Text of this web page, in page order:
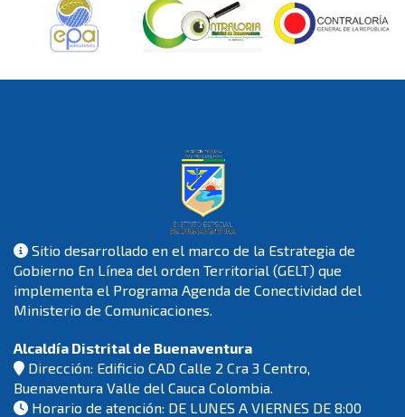
Sitio desarrollado en el marco de la Estrategia de
Gobierno En Línea del orden Territorial (GELT) que
implementa el Programa Agenda de Conectividad del
Ministerio de Comunicaciones.
Alcaldía Distrital de Buenaventura
Dirección: Edificio CAD Calle 2 Cra 3 Centro,
Buenaventura Valle del Cauca Colombia.
Horario de atención: DE LUNES A VIERNES DE 8:00